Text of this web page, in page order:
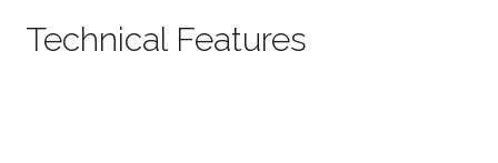
Technical Features